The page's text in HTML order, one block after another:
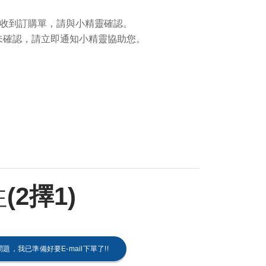
到訂購單，請與小精靈確認。
認，請立即通知小精靈協助您。
(2擇1)
題，我已準備好要E-mail下單了!!